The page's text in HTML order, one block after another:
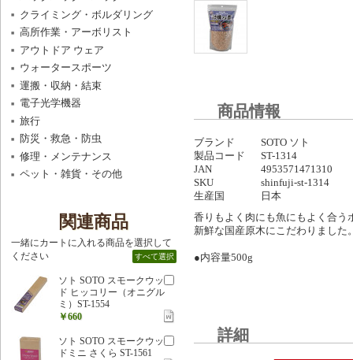
商品情報
ブランド
SOTO ソト
製品コード
ST-1314
JAN
4953571471310
SKU
shinfuji-st-1314
生産国
日本
香りもよく肉にも魚にもよく合う
新鮮な国産原木にこだわりまし
●内容量500g
詳細
クライミング・ボルダリング
高所作業・アーボリスト
アウトドア ウェア
ウォータースポーツ
運搬・収納・結束
電子光学機器
旅行
防災・救急・防虫
修理・メンテナンス
ペット・雑貨・その他
関連商品
一緒にカートに入れる商品を選択して
ください
すべて選択
ソト SOTO スモークウッ
ド ヒッコリー（オニグル
ミ）ST-1554
￥660
ソト SOTO スモークウッ
ドミニ さくら ST-1561